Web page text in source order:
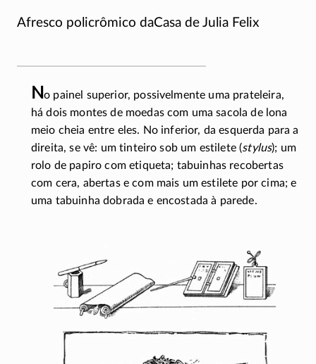
Afresco policrômico daCasa de Julia Felix
No painel superior, possivelmente uma prateleira,
há dois montes de moedas com uma sacola de lona
meio cheia entre eles. No inferior, da esquerda para a
direita, se vê: um tinteiro sob um estilete (stylus); um
rolo de papiro com etiqueta; tabuinhas recobertas
com cera, abertas e com mais um estilete por cima; e
uma tabuinha dobrada e encostada à parede.